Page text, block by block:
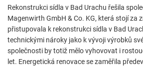
Rekonstrukci sídla v Bad Urachu řešila
Magenwirth GmbH & Co. KG, která stojí za
přistupovala k rekonstrukci sídla v Bad
technickými nároky jako k vývoji výrobků
společnosti by totiž mělo vyhovovat i
let. Energetická renovace se zaměřila